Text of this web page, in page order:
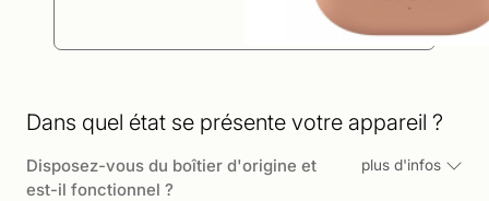
Dans quel état se présente votre appareil ?
Disposez-vous du boîtier d'origine et
est-il fonctionnel ?
plus d'infos